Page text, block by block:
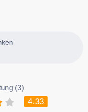
(3)
4.33